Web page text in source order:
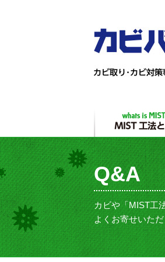
Q&A
カビや「MIST工
よくお寄せいた